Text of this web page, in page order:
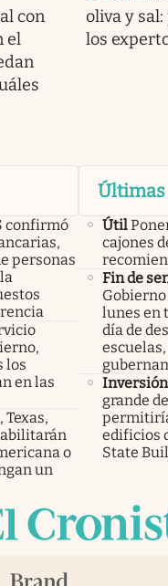
con
el
oliva y
los
confirmó
personas
los
en las
o
un
Útil
cajones
Fin de
lunes en
día de
Inversión
grande
edificios
State